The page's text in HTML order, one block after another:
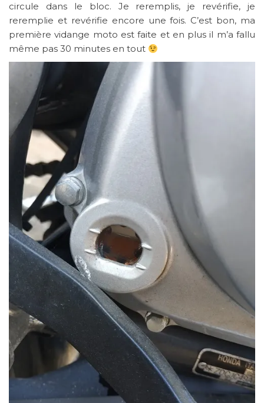
circule dans le bloc. Je reremplis, je revérifie, je
reremplie et revérifie encore une fois. C’est bon, ma
première vidange moto est faite et en plus il m’a fallu
même pas 30 minutes en tout